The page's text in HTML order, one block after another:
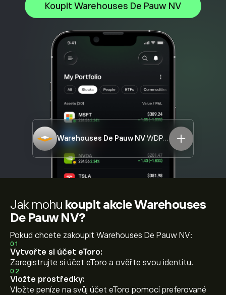
Koupit Warehouses De Pauw NV
Warehouses De Pauw NVWDP.BR
Jak mohu koupit akcie Warehouses
De Pauw NV?
Pokud chcete zakoupit Warehouses De Pauw NV:
01
Vytvořte si účet eToro:
Zaregistrujte si účet eToro a ověřte svou identitu.
02
Vložte prostředky:
Vložte peníze na svůj účet eToro pomocí preferované